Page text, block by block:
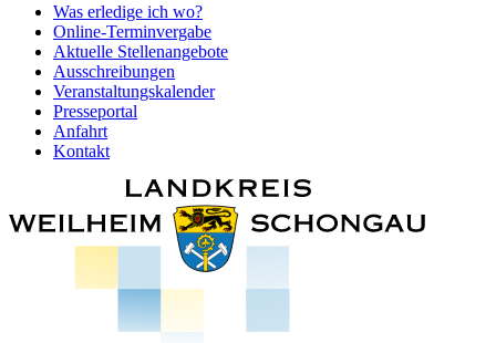
Was erledige ich wo?
Online-Terminvergabe
Aktuelle Stellenangebote
Ausschreibungen
Veranstaltungskalender
Presseportal
Anfahrt
Kontakt